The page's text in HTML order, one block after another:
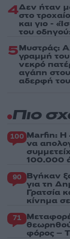
4Δεν ήταν
στο
και γιο -
του
5Μυστράς:
γραμμή
νεκρό
αγάπη
αδερφή του
Πιο
100 Marfin: Η
να
100.000
90 Βγήκαν
για τη
Γρατσία
κίνημα
71
φόρος –